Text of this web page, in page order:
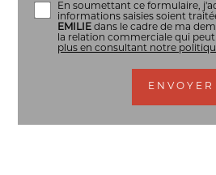
En soumettant ce formulaire,
informations saisies soient
EMILIE dans le cadre de ma
la relation commerciale qui
plus en consultant notre